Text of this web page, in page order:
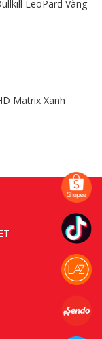
LeoPard Vàng
Matrix Xanh